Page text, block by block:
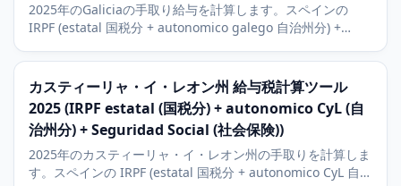
2025年のGaliciaの手取り給与を計算します。スペインの
IRPF (estatal 国税分 + autonomico galego 自治州分) +
脈に加えInditex (Zara) 本社。
カスティーリャ・イ・レオン州 給与税計算ツール
2025 (IRPF estatal (国税分) + autonomico CyL (自
治州分) + Seguridad Social (社会保険))
2025年のカスティーリャ・イ・レオン州の手取りを計算しま
す。スペインの IRPF (estatal 国税分 + autonomico CyL 自治